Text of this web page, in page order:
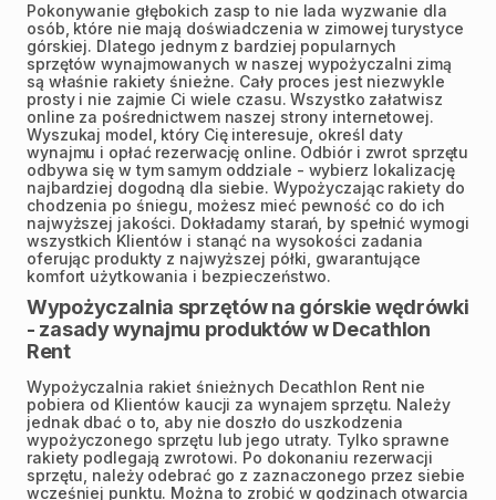
Pokonywanie głębokich zasp to nie lada wyzwanie dla
osób, które nie mają doświadczenia w zimowej turystyce
górskiej. Dlatego jednym z bardziej popularnych
sprzętów wynajmowanych w naszej wypożyczalni zimą
są właśnie rakiety śnieżne. Cały proces jest niezwykle
prosty i nie zajmie Ci wiele czasu. Wszystko załatwisz
online za pośrednictwem naszej strony internetowej.
Wyszukaj model, który Cię interesuje, określ daty
wynajmu i opłać rezerwację online. Odbiór i zwrot sprzętu
odbywa się w tym samym oddziale - wybierz lokalizację
najbardziej dogodną dla siebie. Wypożyczając rakiety do
chodzenia po śniegu, możesz mieć pewność co do ich
najwyższej jakości. Dokładamy starań, by spełnić wymogi
wszystkich Klientów i stanąć na wysokości zadania
oferując produkty z najwyższej półki, gwarantujące
komfort użytkowania i bezpieczeństwo.
Wypożyczalnia sprzętów na górskie wędrówki
- zasady wynajmu produktów w Decathlon
Rent
Wypożyczalnia rakiet śnieżnych Decathlon Rent nie
pobiera od Klientów kaucji za wynajem sprzętu. Należy
jednak dbać o to, aby nie doszło do uszkodzenia
wypożyczonego sprzętu lub jego utraty. Tylko sprawne
rakiety podlegają zwrotowi. Po dokonaniu rezerwacji
sprzętu, należy odebrać go z zaznaczonego przez siebie
wcześniej punktu. Można to zrobić w godzinach otwarcia